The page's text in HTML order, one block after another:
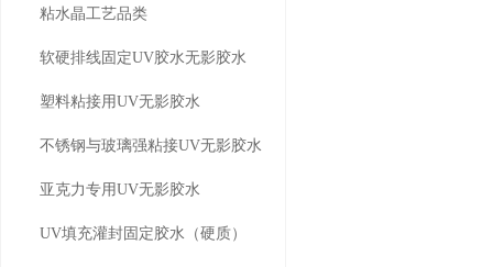
粘水晶工艺品类
软硬排线固定UV胶水无影胶水
塑料粘接用UV无影胶水
不锈钢与玻璃强粘接UV无影胶水
亚克力专用UV无影胶水
UV填充灌封固定胶水（硬质）